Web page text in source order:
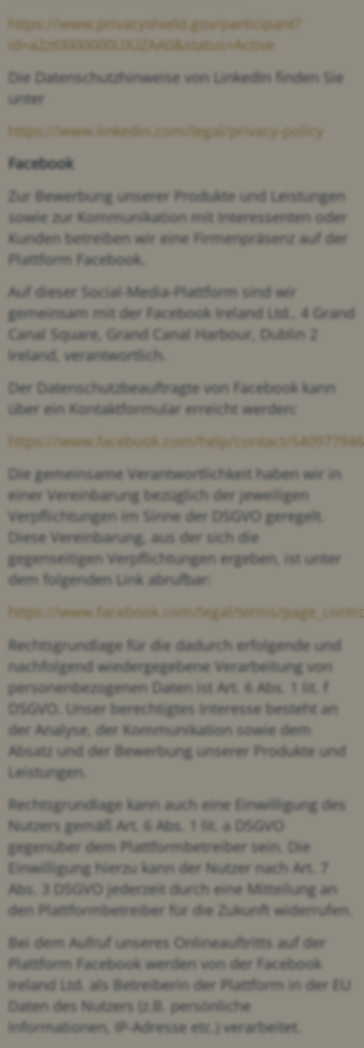
https://www.privacyshield.gov/participant?
id=a2zt0000000L0UZAA0&status=Active
Die Datenschutzhinweise von LinkedIn finden Sie
unter
https://www.linkedin.com/legal/privacy-policy
Facebook
Zur Bewerbung unserer Produkte und Leistungen
sowie zur Kommunikation mit Interessenten oder
Kunden betreiben wir eine Firmenpräsenz auf der
Plattform Facebook.
Auf dieser Social-Media-Plattform sind wir
gemeinsam mit der Facebook Ireland Ltd., 4 Grand
Canal Square, Grand Canal Harbour, Dublin 2
Ireland, verantwortlich.
Der Datenschutzbeauftragte von Facebook kann
über ein Kontaktformular erreicht werden:
https://www.facebook.com/help/contact/
Die gemeinsame Verantwortlichkeit haben wir in
einer Vereinbarung bezüglich der jeweiligen
Verpflichtungen im Sinne der DSGVO geregelt.
Diese Vereinbarung, aus der sich die
gegenseitigen Verpflichtungen ergeben, ist unter
dem folgenden Link abrufbar:
https://www.facebook.com/legal/terms/
Rechtsgrundlage für die dadurch erfolgende und
nachfolgend wiedergegebene Verarbeitung von
personenbezogenen Daten ist Art. 6 Abs. 1 lit. f
DSGVO. Unser berechtigtes Interesse besteht an
der Analyse, der Kommunikation sowie dem
Absatz und der Bewerbung unserer Produkte und
Leistungen.
Rechtsgrundlage kann auch eine Einwilligung des
Nutzers gemäß Art. 6 Abs. 1 lit. a DSGVO
gegenüber dem Plattformbetreiber sein. Die
Einwilligung hierzu kann der Nutzer nach Art. 7
Abs. 3 DSGVO jederzeit durch eine Mitteilung an
den Plattformbetreiber für die Zukunft widerrufen.
Bei dem Aufruf unseres Onlineauftritts auf der
Plattform Facebook werden von der Facebook
Ireland Ltd. als Betreiberin der Plattform in der EU
Daten des Nutzers (z.B. persönliche
Informationen, IP-Adresse etc.) verarbeitet.